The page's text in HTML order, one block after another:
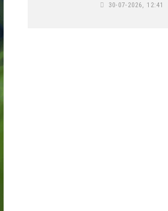
30-07-2026, 12:41